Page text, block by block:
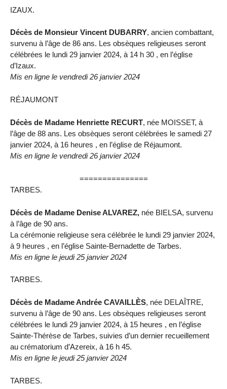
IZAUX.
Décès de Monsieur Vincent DUBARRY, ancien combattant,
survenu à l’âge de 86 ans. Les obsèques religieuses seront
célébrées le lundi 29 janvier 2024, à 14 h 30 , en l’église
d’Izaux.
Mis en ligne le vendredi 26 janvier 2024
RÉJAUMONT
Décès de Madame Henriette RECURT, née MOISSET, à
l’âge de 88 ans. Les obsèques seront célébrées le samedi 27
janvier 2024, à 16 heures , en l’église de Réjaumont.
Mis en ligne le vendredi 26 janvier 2024
===============
TARBES.
Décès de Madame Denise ALVAREZ, née BIELSA, survenu
à l’âge de 90 ans.
La cérémonie religieuse sera célébrée le lundi 29 janvier 2024,
à 9 heures , en l’église Sainte-Bernadette de Tarbes.
Mis en ligne le jeudi 25 janvier 2024
TARBES.
Décès de Madame Andrée CAVAILLÈS, née DELAÎTRE,
survenu à l’âge de 90 ans. Les obsèques religieuses seront
célébrées le lundi 29 janvier 2024, à 15 heures , en l’église
Sainte-Thérèse de Tarbes, suivies d’un dernier recueillement
au crématorium d’Azereix, à 16 h 45.
Mis en ligne le jeudi 25 janvier 2024
TARBES.